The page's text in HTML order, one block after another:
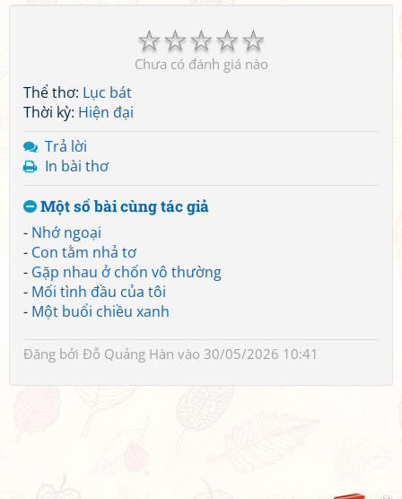
☆
☆
☆
☆
☆
Chưa có đánh giá nào
Thể thơ: Lục bát
Thời kỳ: Hiện đại
Trả lời
In bài thơ
Một số bài cùng tác giả
- Nhớ ngoại
- Con tằm nhả tơ
- Gặp nhau ở chốn vô thường
- Mối tình đầu của tôi
- Một buổi chiều xanh
Đăng bởi Đỗ Quảng Hàn vào 30/05/2026 10:41